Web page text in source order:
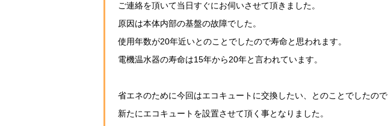
ご連絡を頂いて当日すぐにお伺いさせて頂きました。
原因は本体内部の基盤の故障でした。
使用年数が20年近いとのことでしたので寿命と思われます。
電機温水器の寿命は15年から20年と言われています。
省エネのために今回はエコキュートに交換したい、とのことでしたので
新たにエコキュートを設置させて頂く事となりました。